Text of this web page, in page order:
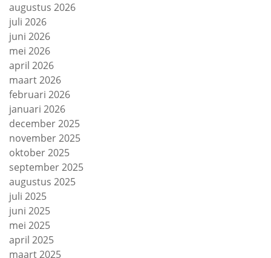
augustus 2026
juli 2026
juni 2026
mei 2026
april 2026
maart 2026
februari 2026
januari 2026
december 2025
november 2025
oktober 2025
september 2025
augustus 2025
juli 2025
juni 2025
mei 2025
april 2025
maart 2025